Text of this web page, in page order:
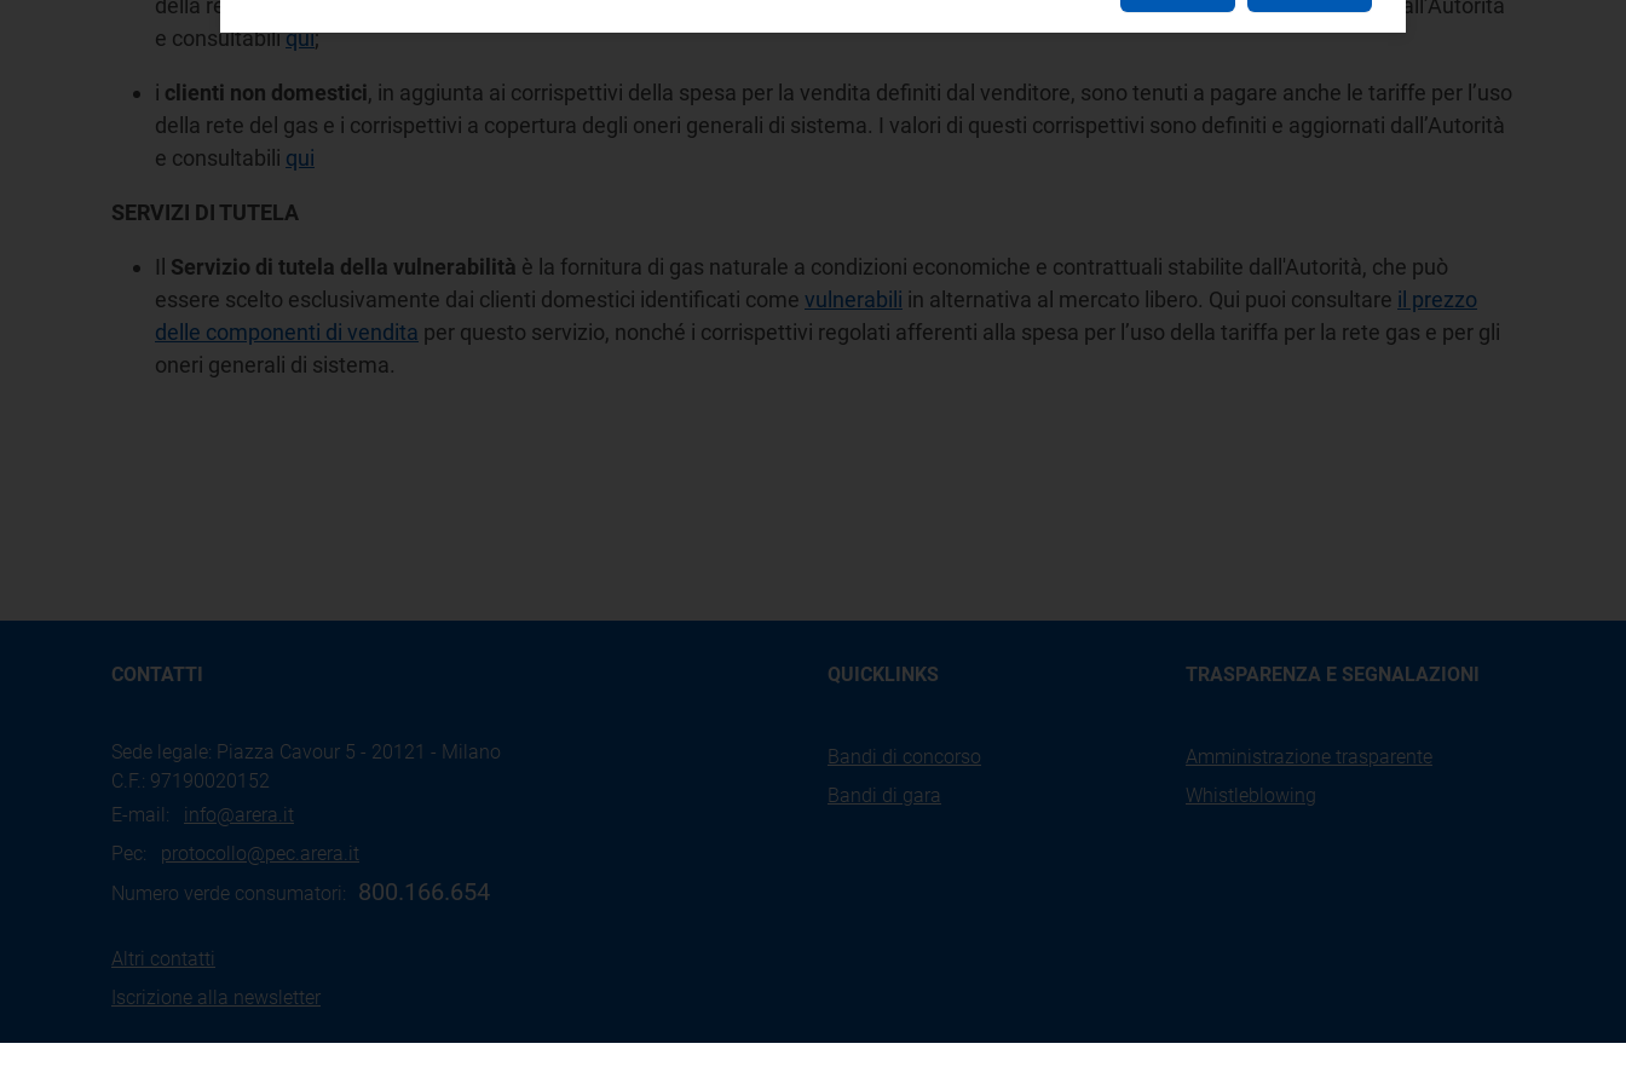
e consultabiliqui;
i clienti non domestici, in aggiunta ai corrispettivi della spesa per la vendita definiti dal venditore, sono tenuti a pagare anche le tariffe per l’uso
della rete del gas e i corrispettivi a copertura degli oneri generali di sistema. I valori di questi corrispettivi sono definiti e aggiornati dall’Autorità
e consultabili qui
SERVIZI DI TUTELA
Il Servizio di tutela della vulnerabilità è la fornitura di gas naturale a condizioni economiche e contrattuali stabilite dall'Autorità, che può
essere scelto esclusivamente dai clienti domestici identificati come vulnerabili in alternativa al mercato libero. Qui puoi consultare il prezzo
delle componenti di vendita per questo servizio, nonché i corrispettivi regolati afferenti alla spesa per l’uso della tariffa per la rete gas e per gli
oneri generali di sistema.
CONTATTI
Sede legale: Piazza Cavour 5 - 20121 - Milano
C.F.: 97190020152
E-mail: info@arera.it
Pec: protocollo@pec.arera.it
Numero verde consumatori:
800.166.654
Altri contatti
Iscrizione alla newsletter
QUICKLINKS
Bandi di concorso
Bandi di gara
TRASPARENZA E SEGNALAZIONI
Amministrazione trasparente
Whistleblowing